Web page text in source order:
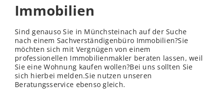
Immobilien
Sind genauso Sie in Münchsteinach auf der Suche
nach einem Sachverständigenbüro Immobilien?Sie
möchten sich mit Vergnügen von einem
professionellen Immobilienmakler beraten lassen, weil
Sie eine Wohnung kaufen wollen?Bei uns sollten Sie
sich hierbei melden.Sie nutzen unseren
Beratungsservice ebenso gleich.